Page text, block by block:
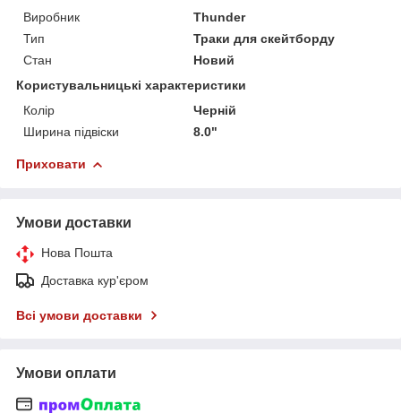
Виробник
Thunder
Тип
Траки для скейтборду
Стан
Новий
Користувальницькі характеристики
Колір
Черній
Ширина підвіски
8.0"
Приховати
Умови доставки
Нова Пошта
Доставка кур'єром
Всі умови доставки
Умови оплати